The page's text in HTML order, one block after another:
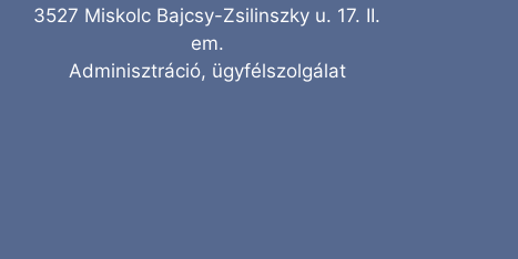
3527 Miskolc Bajcsy-Zsilinszky u. 17. II.
em.
Adminisztráció, ügyfélszolgálat